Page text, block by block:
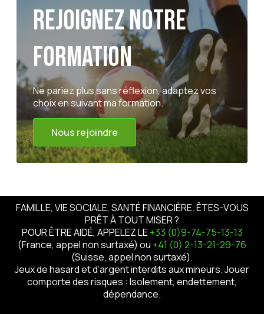
Rejoignez notre
formation
Ne pariez plus sans réflexion, adaptez vos
choix en suivant ma formation.
Nous rejoindre
FAMILLE, VIE SOCIALE, SANTÉ FINANCIÈRE. ÊTES-VOUS
PRÊT À TOUT MISER ?
POUR ÊTRE AIDÉ, APPELEZ LE +33 (0)9-74-75-13-13
(France, appel non surtaxé) ou +41 (0) 2-13-21-29-76
(Suisse, appel non surtaxé).
Jeux de hasard et d’argent interdits aux mineurs. Jouer
comporte des risques : Isolement, endettement,
dépendance.